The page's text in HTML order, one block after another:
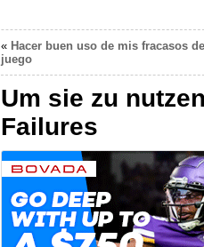
« Hacer buen uso de mis fracasos de
juego
Um sie zu
Failures